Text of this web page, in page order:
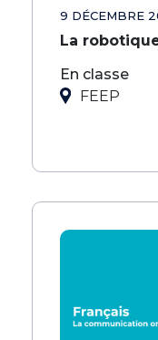
9 DÉCEMBRE
La
En classe
FEEP